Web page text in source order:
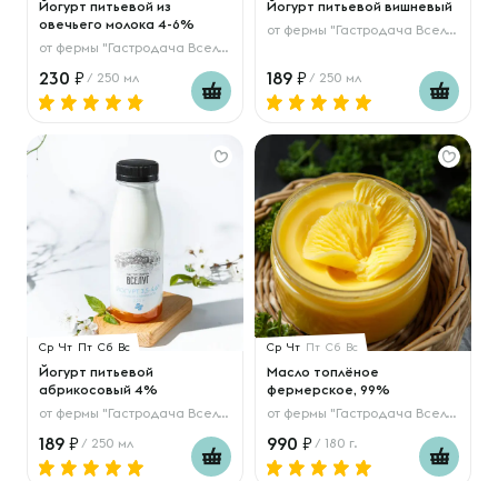
Йогурт питьевой из
овечьего молока 4-6%
от фермы "Гастродача Вселуг"
230 / 250 мл
Йогурт питьевой вишневый
от фермы "Гастродача Вселуг"
189 / 250 мл
Ср Чт Пт Сб Вс
Йогурт питьевой
абрикосовый 4%
от фермы "Гастродача Вселуг"
189 / 250 мл
Ср Чт Пт Сб Вс
Масло топлёное
фермерское, 99%
от фермы "Гастродача Вселуг"
990 / 180 г.